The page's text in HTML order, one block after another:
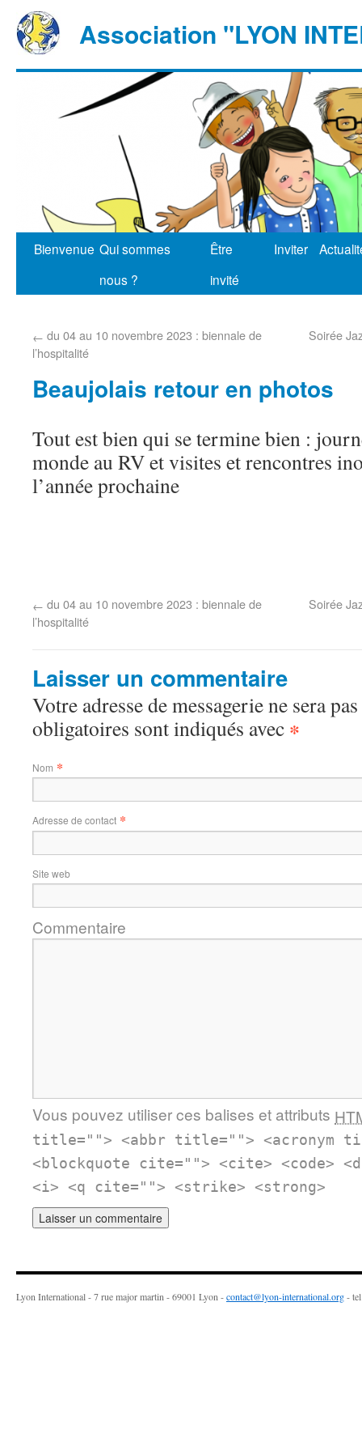
Association "LYON
Bienvenue Qui sommes
nous ?
Être
invité
Inviter
← du 04 au 10 novembre 2023 : biennale de
l’hospitalité
Soirée
Beaujolais retour en photos
Tout est bien qui se termine bien :
monde au RV et visites et rencontres
l’année prochaine
← du 04 au 10 novembre 2023 : biennale de
l’hospitalité
Soirée
Laisser un commentaire
Votre adresse de messagerie ne sera
obligatoires sont indiqués avec *
Nom *
Adresse de contact *
Site web
Commentaire
Vous pouvez utiliser ces balises et attributs
title=""> <abbr title=""> <acronym
<blockquote cite=""> <cite> <code>
<i> <q cite=""> <strike> <strong>
Lyon International - 7 rue major martin - 69001 Lyon -contact@lyon-international.org-